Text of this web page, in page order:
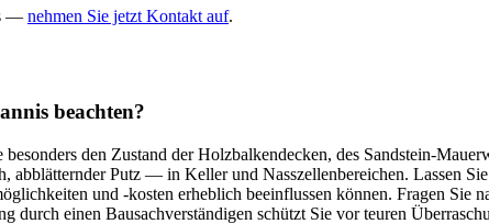
— nehmen Sie jetzt Kontakt auf.
beachten?
den Zustand der Holzbalkendecken, des Sandstein-
Putz — in Keller und Nasszellenbereichen. Lassen
und -kosten erheblich beeinflussen können. Fragen Sie
durch einen Bausachverständigen schützt Sie vor teuren